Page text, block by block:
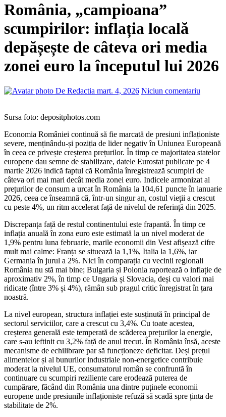
România, „campioana”
scumpirilor: inflația locală
depășește de câteva ori media
zonei euro la începutul lui 2026
De Redactia mart. 4, 2026 Niciun comentariu
Sursa foto: depositphotos.com
Economia României continuă să fie marcată de presiuni inflaționiste
severe, menținându-și poziția de lider negativ în Uniunea Europeană
în ceea ce privește creșterea prețurilor. În timp ce majoritatea statelor
europene dau semne de stabilizare, datele Eurostat publicate pe 4
martie 2026 indică faptul că România înregistrează scumpiri de
câteva ori mai mari decât media zonei euro. Indicele armonizat al
prețurilor de consum a urcat în România la 104,61 puncte în ianuarie
2026, ceea ce înseamnă că, într-un singur an, costul vieții a crescut
cu peste 4%, un ritm accelerat față de nivelul de referință din 2025.
Discrepanța față de restul continentului este frapantă. În timp ce
inflația anuală în zona euro este estimată la un nivel moderat de
1,9% pentru luna februarie, marile economii din Vest afișează cifre
mult mai calme: Franța se situează la 1,1%, Italia la 1,6%, iar
Germania în jurul a 2%. Nici în comparația cu vecinii regionali
România nu stă mai bine; Bulgaria și Polonia raportează o inflație de
aproximativ 2%, în timp ce Ungaria și Slovacia, deși cu valori mai
ridicate (între 3% și 4%), rămân sub pragul critic înregistrat în țara
noastră.
La nivel european, structura inflației este susținută în principal de
sectorul serviciilor, care a crescut cu 3,4%. Cu toate acestea,
creșterea generală este temperată de scăderea prețurilor la energie,
care s-au ieftinit cu 3,2% față de anul trecut. În România însă, aceste
mecanisme de echilibrare par să funcționeze deficitar. Deși prețul
alimentelor și al bunurilor industriale non-energetice contribuie
moderat la nivelul UE, consumatorul român se confruntă în
continuare cu scumpiri reziliente care erodează puterea de
cumpărare, făcând din România una dintre puținele economii
europene unde presiunile inflaționiste refuză să scadă spre ținta de
stabilitate de 2%.